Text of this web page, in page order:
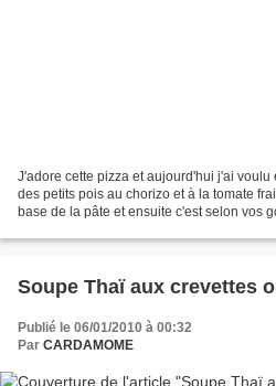
J'adore cette pizza et aujourd'hui j'ai
des petits pois au chorizo et à la tomate
base de la pâte et ensuite c'est selon vos
Soupe Thaï aux crevettes
Publié le 06/01/2010 à 00:32
Par CARDAMOME